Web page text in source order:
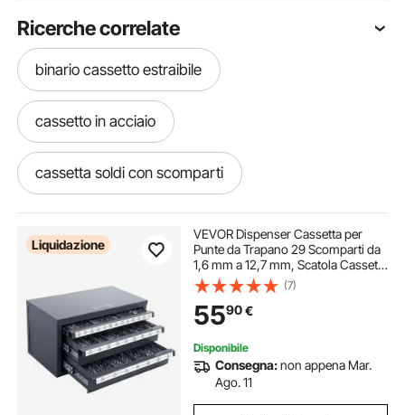
Ricerche correlate
binario cassetto estraibile
cassetto in acciaio
cassetta soldi con scomparti
cassetti in acciaio
cassetti metallo
cassetta con attrezzi officina
cassetta in acciaio
Liquidazione
VEVOR Dispenser Cassetta per
Punte da Trapano 29 Scomparti da
1,6 mm a 12,7 mm, Scatola Cassetti
per Punte da Trapano 3 Cassetti per
Trapano 375 x 200 x 200 mm
Impilabile Conservazione da
Officina Garage
(7)
5590€
Disponibile
Consegna:non appena Mar.
Ago. 11